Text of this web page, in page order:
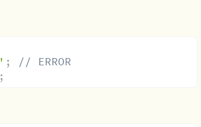
;
// ERROR
;